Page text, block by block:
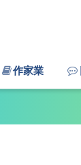
作家業